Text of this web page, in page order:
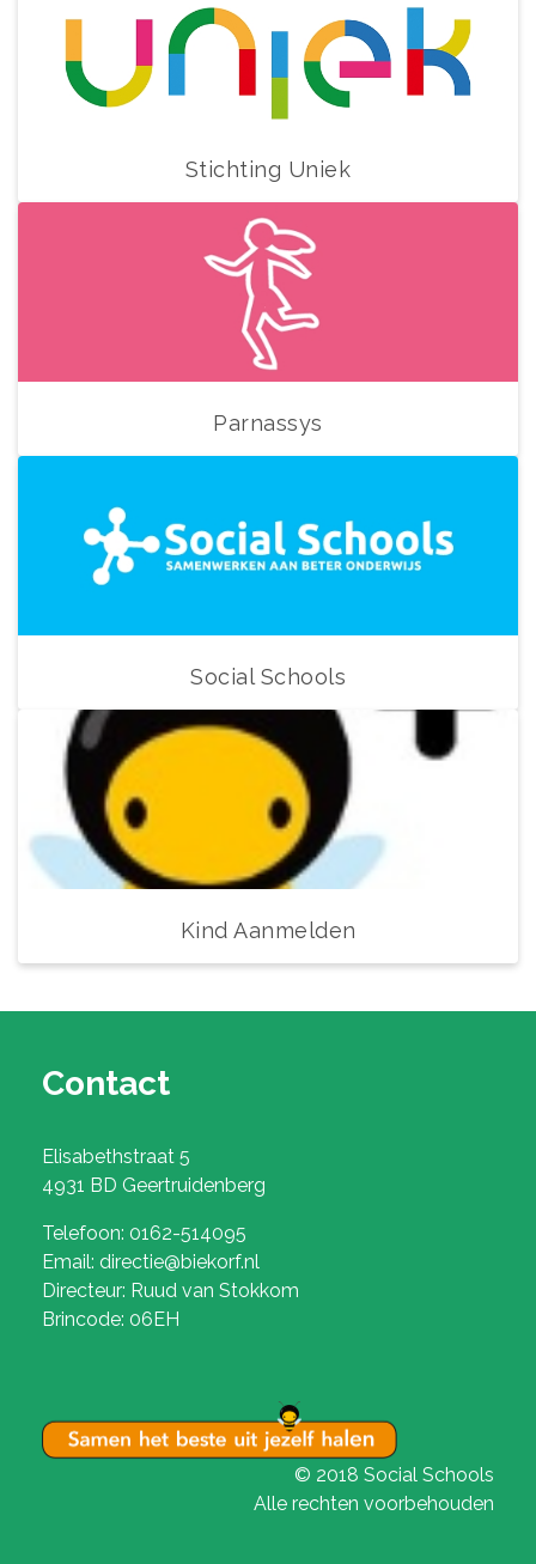
Stichting Uniek
Parnassys
Social Schools
Kind Aanmelden
Contact
Elisabethstraat 5
4931 BD Geertruidenberg
Telefoon: 0162-514095
Email: directie@biekorf.nl
Directeur: Ruud van Stokkom
Brincode: 06EH
© 2018 Social Schools
Alle rechten voorbehouden